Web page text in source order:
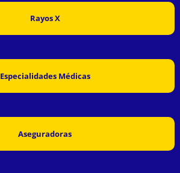
Rayos X
Especialidades Médicas
Aseguradoras